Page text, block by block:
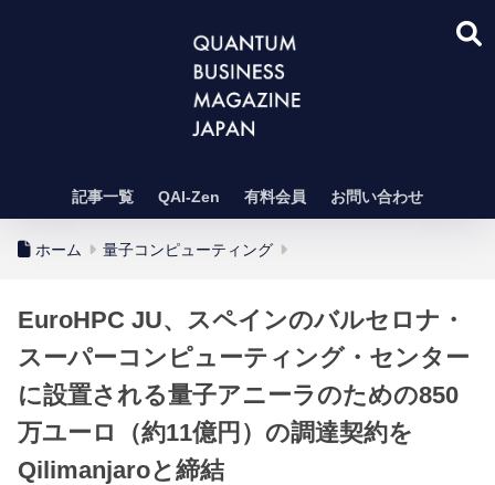
記事一覧 QAI-Zen 有料会員 お問い合わせ
ホーム 量子コンピューティング
EuroHPC JU、スペインのバルセロナ・
スーパーコンピューティング・センター
に設置される量子アニーラのための850
万ユーロ（約11億円）の調達契約を
Qilimanjaroと締結